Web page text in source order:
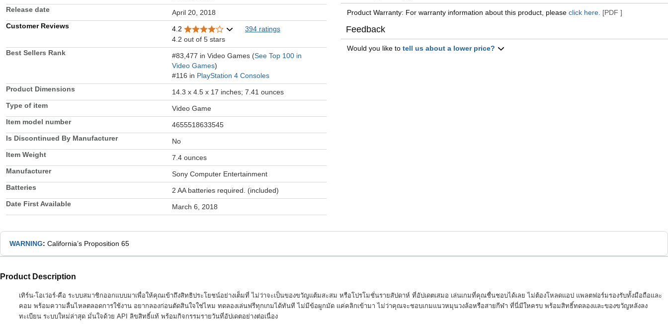
Release date
April 20, 2018
Customer Reviews
4.2
394 ratings
4.2 out of 5 stars
Best Sellers Rank
#83,477 in Video Games (See Top 100 in
Video Games)
#116 in PlayStation 4 Consoles
Product Dimensions
14.3 x 4.5 x 17 inches; 7.41 ounces
Type of item
Video Game
Item model number
4655518633545
Is Discontinued By Manufacturer
No
Item Weight
7.4 ounces
Manufacturer
Sony Computer Entertainment
Batteries
2 AA batteries required. (included)
Date First Available
March 6, 2018
Product Warranty: For warranty information about this product, pleaseclick here. [PDF ]
Feedback
Would you like totell us about a lower price?
WARNING: California’s Proposition 65
Product Description
เทิร์น-โอเว่อร์-คือ ระบบสมาชิกออกแบบมาเพื่อให้คุณเข้าถึงสิทธิประโยชน์อย่างเต็มที่ ไม่ว่าจะเป็นของขวัญแต้มสะสม หรือโปรโมชั่นรายสัปดาห์ ที่อัปเดตเสมอ เล่นเกมที่คุณชื่นชอบได้เลย ไม่ต้องโหลดแอป แพลตฟอร์มรองรับทั้งมือถือและ
คอม พร้อมความลื่นไหลตลอดการใช้งาน อยากลองก่อนตัดสินใจใช่ไหม ทดลองเล่นฟรีทุกเกมได้ทันที ไม่มีข้อผูกมัด แค่คลิกเข้ามา ไม่ว่าคุณจะชอบเกมแนวหมุนวงล้อหรือสายกีฬา ที่นี่มีใหครบ พร้อมสิทธิ์ทดลองและของขวัญหลังลง
ทะเบียน ระบบใหม่ล่าสุด มั่นใจด้วย API ลิขสิทธิ์แท้ พร้อมกิจกรรมรายวันที่อัปเดตอย่างต่อเนื่อง